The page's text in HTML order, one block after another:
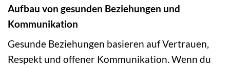
Aufbau von gesunden Beziehungen und
Kommunikation
Gesunde Beziehungen basieren auf Vertrauen,
Respekt und offener Kommunikation. Wenn du